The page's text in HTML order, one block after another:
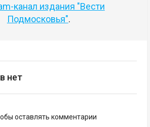
канал издания "Вести
Подмосковья".
нет
оставлять комментарии